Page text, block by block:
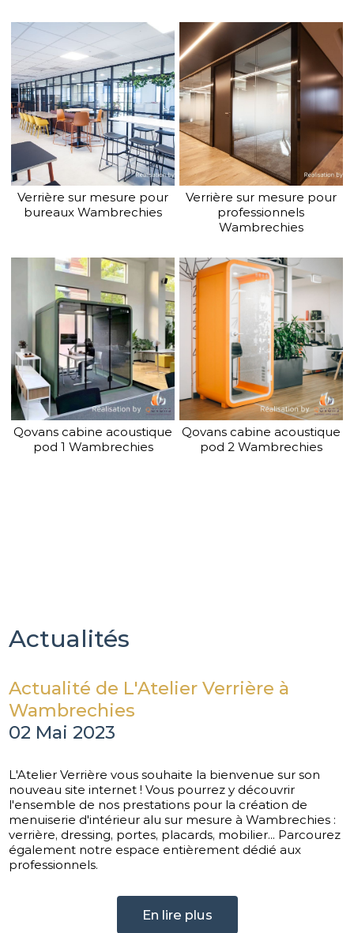
Verrière sur mesure pour
bureaux Wambrechies
Verrière sur mesure pour
professionnels
Wambrechies
Qovans cabine acoustique
pod 1 Wambrechies
Qovans cabine acoustique
pod 2 Wambrechies
Actualités
Actualité de L'Atelier Verrière à
Wambrechies
02 Mai 2023
L'Atelier Verrière vous souhaite la bienvenue sur son
nouveau site internet ! Vous pourrez y découvrir
l'ensemble de nos prestations pour la création de
menuiserie d'intérieur alu sur mesure à Wambrechies :
verrière, dressing, portes, placards, mobilier... Parcourez
également notre espace entièrement dédié aux
professionnels.
En lire plus